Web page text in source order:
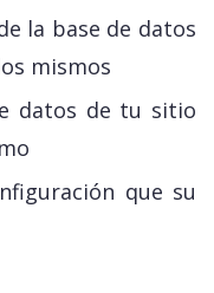
la base de datos
mismos
datos de tu sitio
que su